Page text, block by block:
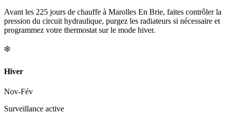
Avant les 225 jours de chauffe à Marolles En Brie, faites contrôler la
pression du circuit hydraulique, purgez les radiateurs si nécessaire et
programmez votre thermostat sur le mode hiver.
❄️
Hiver
Nov-Fév
Surveillance active